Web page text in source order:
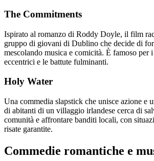
The Commitments
Ispirato al romanzo di Roddy Doyle, il film
gruppo di giovani di Dublino che decide di
mescolando musica e comicità. È famoso per
eccentrici e le battute fulminanti.
Holy Water
Una commedia slapstick che unisce azione e
di abitanti di un villaggio irlandese cerca di
comunità e affrontare banditi locali, con
risate garantite.
Commedie romantiche e